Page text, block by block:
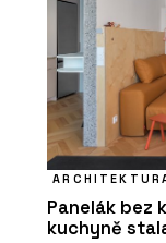
Panelák bez
kuchyně